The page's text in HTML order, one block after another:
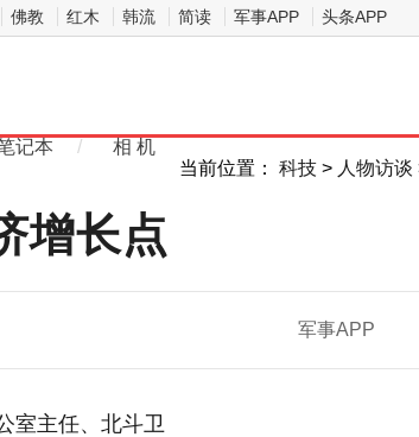
佛教 红木 韩流 简读 军事APP 头条APP
记本 /
相 机
当前位置： 科技 > 人物访谈
增长点
军事APP
室主任、北斗卫